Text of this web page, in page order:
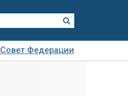
Совет Федерации